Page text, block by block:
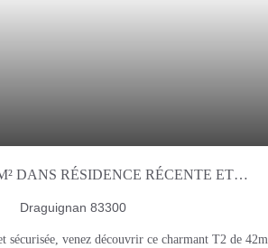
DANS RÉSIDENCE RÉCENTE ET
Draguignan 83300
sécurisée, venez découvrir ce charmant T2 de